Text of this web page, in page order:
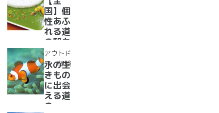
駅ラン
キング
【最
新】
風呂の
ある道
の駅
16
選！あ
った
か、湯
ったり
道の駅
国】個
性あふ
れる道
の駅カ
レー大
集合！
道の駅
で食べ
られる
人気ダ
アウトド
ア・体験
水の生
きもの
に出会
える道
の